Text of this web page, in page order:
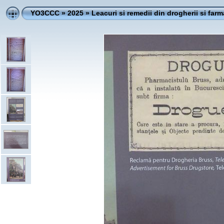
YO3CCC»2025»Leacuri si remedii din drogherii si